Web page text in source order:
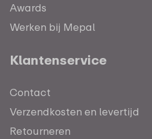
Awards
Werken bij Mepal
Klantenservice
Contact
Verzendkosten en levertijd
Retourneren